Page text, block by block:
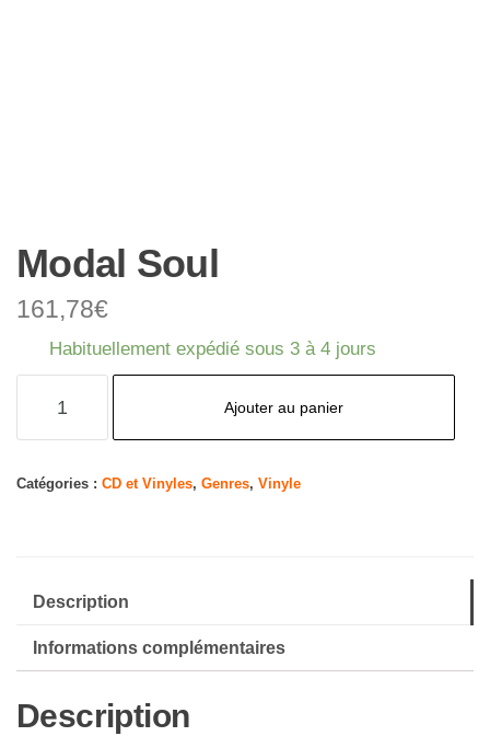
Modal Soul
161,78€
Habituellement expédié sous 3 à 4 jours
Soul
Ajouter au panier
Catégories : CD et Vinyles, Genres, Vinyle
Description
Informations complémentaires
Description